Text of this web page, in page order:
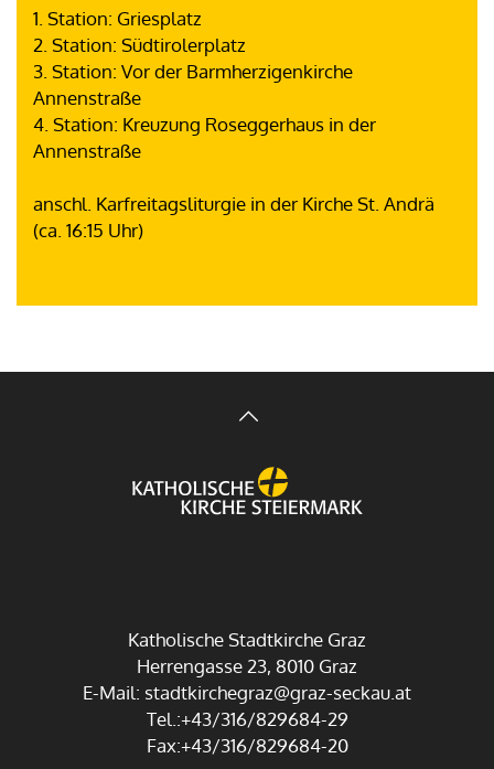
1. Station: Griesplatz
2. Station: Südtirolerplatz
3. Station: Vor der Barmherzigenkirche
Annenstraße
4. Station: Kreuzung Roseggerhaus in der
Annenstraße
anschl. Karfreitagsliturgie in der Kirche St. Andrä
(ca. 16:15 Uhr)
Katholische Stadtkirche Graz
Herrengasse 23, 8010 Graz
E-Mail: stadtkirchegraz@graz-seckau.at
Tel.:+43/316/829684-29
Fax:+43/316/829684-20